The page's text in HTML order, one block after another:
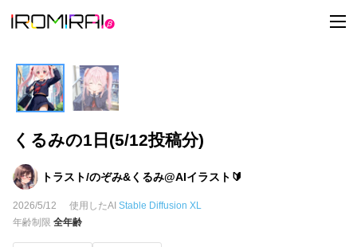
t
o
くるみの1日(5/12投稿分)
トラスト/のぞみ&くるみ@AIイラスト🔰
2026/5/12 使用したAI Stable Diffusion XL
年齢制限 全年齢